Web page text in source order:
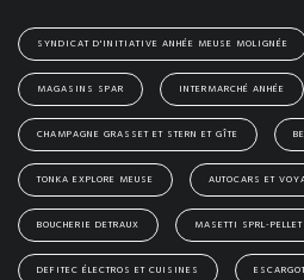
SYNDICAT D'INITIATIVE ANHÉE MEUSE MOLIGNÉE
MAGASINS SPAR INTERMARCHÉ ANHÉE
CHAMPAGNE GRASSET ET STERN ET GÎTE
TONKA EXPLORE MEUSE AUTOCARS ET
BOUCHERIE DETRAUX MASETTI SPRL-
DEFITEC ÉLECTROS ET CUISINES